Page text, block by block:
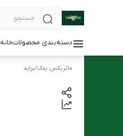
دسته‌بندی محصولاتخانه
ماتریکس یدک/پراید